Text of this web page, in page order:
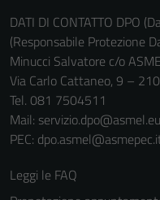
DATI DI CONTATTO DPO
(Responsabile Protezione
Minucci Salvatore c/o
Via Carlo Cattaneo, 9 –
Tel. 081 7504511
Mail: servizio.dpo@asmel.eu
PEC:
Leggi le FAQ